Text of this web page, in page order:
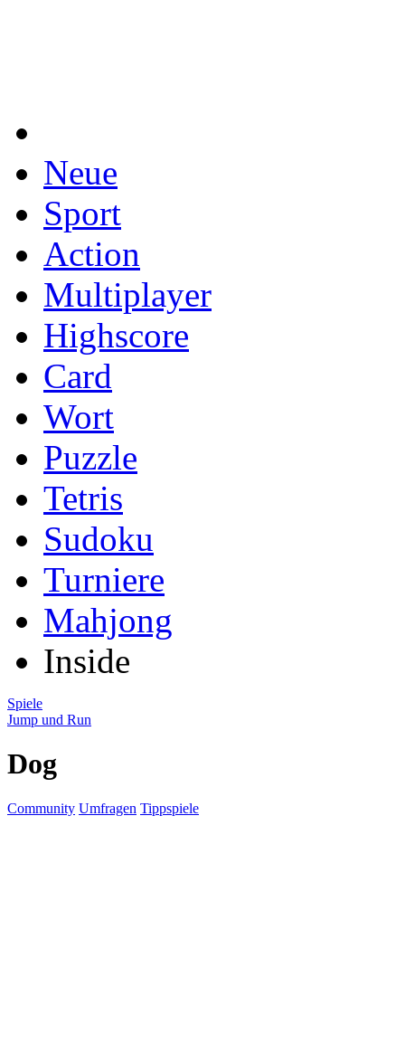
Neue
Sport
Action
Multiplayer
Highscore
Card
Wort
Puzzle
Tetris
Sudoku
Turniere
Mahjong
Inside
Spiele
Jump und Run
Dog
Community Umfragen Tippspiele